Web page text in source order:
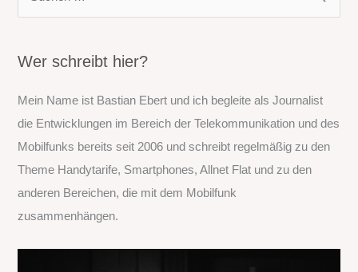
h
n
n
a
c
h
:
Wer schreibt hier?
Mein Name ist Bastian Ebert und ich begleite als Journalist
die Entwicklungen im Bereich der Telekommunikation und des
Mobilfunks bereits seit 2006 und schreibt regelmäßig zu den
Theme Handytarife, Smartphones, Allnet Flat und zu den
anderen Bereichen, die mit dem Mobilfunk
zusammenhängen.